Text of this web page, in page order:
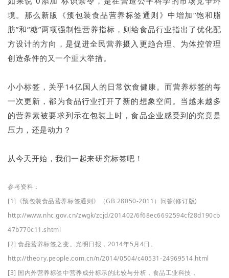
境。那么新版《预包装食品营养标签通则》中增加“饱和脂
肪”和“糖”两项强制性营养指标，则给食品行业指出了优化配
方设计的方向，是促进全民营养摄入更趋合理、为体控管理
创造条件的又一个重大举措。
小小标签，关乎14亿国人的日常饮食健康。而营养标签的每
一次更新，都为食品行业打开了新的想象空间。当越来越多
的营养素被要求列示在包装上时，食品企业感受到的究竟是
压力，还是动力？
从今天开始，我们一起来研究标签吧！
参考资料：
[1]《预包装食品营养标签通则》（GB 28050-2011）问答(修订版)
http://www.nhc.gov.cn/zwgk/zcjd/201402/6f68ec6692594cf28d190cb
47b770c11.shtml
[2] 食品营养标签之变。光明日报，2014年5月4日。
http://theory.people.com.cn/n/2014/0504/c40531-24969514.html
[3] 国内外营养标签中营养成分标示的比较与分析，食品工业科技，